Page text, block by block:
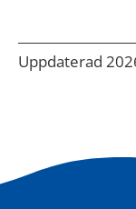
Uppdaterad